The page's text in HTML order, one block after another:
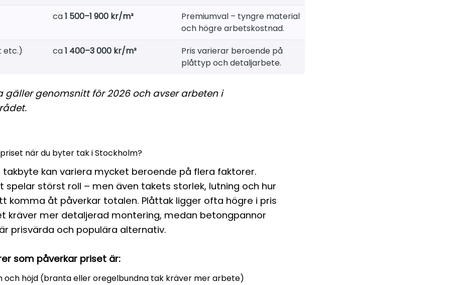
ca1 500–1 900 kr/m²
Premiumval – tyngre material
och högre arbetskostnad.
etc.)
ca1 400–3 000 kr/m²
Pris varierar beroende på
plåttyp och detaljarbete.
gäller genomsnitt för 2026 och avser arbeten i
när du byter tak i Stockholm?
kan variera mycket beroende på flera faktorer.
spelar störst roll – men även takets storlek, lutning och hur
komma åt påverkar totalen. Plåttak ligger ofta högre i pris
kräver mer detaljerad montering, medan betongpannor
prisvärda och populära alternativ.
som påverkar priset är:
och höjd (branta eller oregelbundna tak kräver mer arbete)